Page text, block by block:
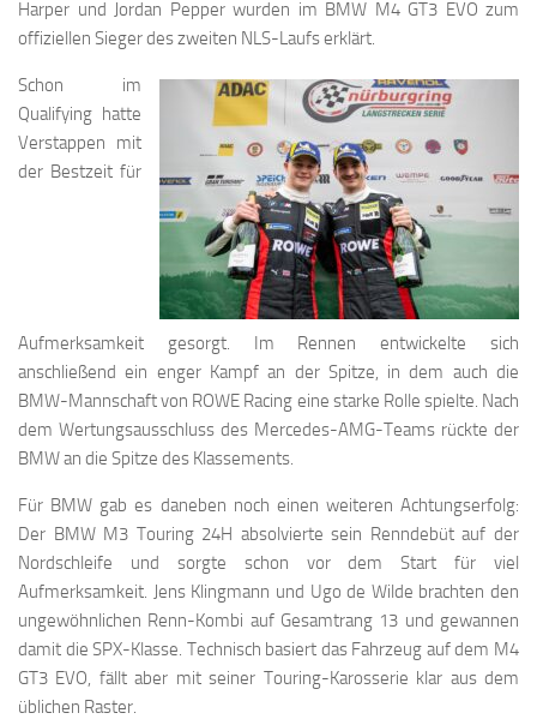
Harper und Jordan Pepper wurden im BMW M4 GT3 EVO zum
offiziellen Sieger des zweiten NLS-Laufs erklärt.
Schon im
Qualifying hatte
Verstappen mit
der Bestzeit für
Aufmerksamkeit gesorgt. Im Rennen entwickelte sich
anschließend ein enger Kampf an der Spitze, in dem auch die
BMW-Mannschaft von ROWE Racing eine starke Rolle spielte. Nach
dem Wertungsausschluss des Mercedes-AMG-Teams rückte der
BMW an die Spitze des Klassements.
Für BMW gab es daneben noch einen weiteren Achtungserfolg:
Der BMW M3 Touring 24H absolvierte sein Renndebüt auf der
Nordschleife und sorgte schon vor dem Start für viel
Aufmerksamkeit. Jens Klingmann und Ugo de Wilde brachten den
ungewöhnlichen Renn-Kombi auf Gesamtrang 13 und gewannen
damit die SPX-Klasse. Technisch basiert das Fahrzeug auf dem M4
GT3 EVO, fällt aber mit seiner Touring-Karosserie klar aus dem
üblichen Raster.